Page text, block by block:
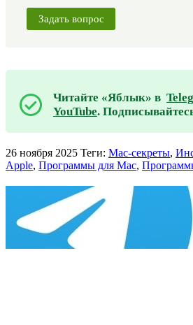
Задать вопрос
Читайте «Яблык» в
YouTube.
26 ноября 2025 Теги: Mac-секреты,
Apple, Программы для Mac,